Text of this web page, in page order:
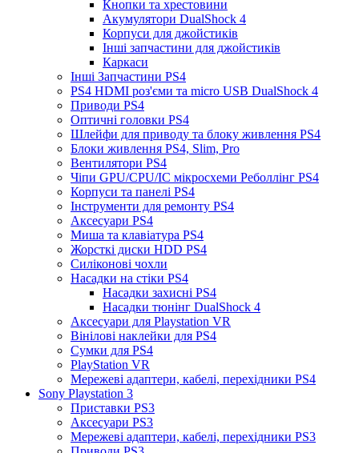
Кнопки та хрестовини
Акумулятори DualShock 4
Корпуси для джойстиків
Інші запчастини для джойстиків
Каркаси
Інші Запчастини PS4
PS4 HDMI роз'єми та micro USB DualShock 4
Приводи PS4
Оптичні головки PS4
Шлейфи для приводу та блоку живлення PS4
Блоки живлення PS4, Slim, Pro
Вентилятори PS4
Чіпи GPU/CPU/IC мікросхеми Реболлінг PS4
Корпуси та панелі PS4
Інструменти для ремонту PS4
Аксесуари PS4
Миша та клавіатура PS4
Жорсткі диски HDD PS4
Силіконові чохли
Насадки на стіки PS4
Насадки захисні PS4
Насадки тюнінг DualShock 4
Аксесуари для Playstation VR
Вінілові наклейки для PS4
Сумки для PS4
PlayStation VR
Мережеві адаптери, кабелі, перехідники PS4
Sony Playstation 3
Приставки PS3
Аксесуари PS3
Мережеві адаптери, кабелі, перехідники PS3